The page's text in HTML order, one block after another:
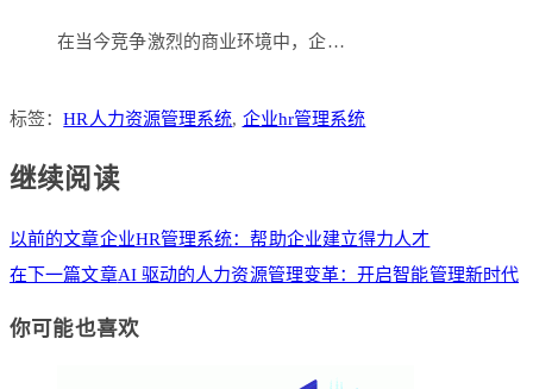
在当今竞争激烈的商业环境中，企…
标签：HR人力资源管理系统, 企业hr管理系统
继续阅读
以前的文章企业HR管理系统：帮助企业建立得力人才
在下一篇文章AI 驱动的人力资源管理变革：开启智能管理新时代
你可能也喜欢